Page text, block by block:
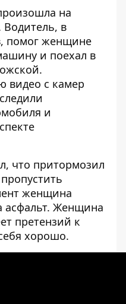
на
в
помог женщине
и поехал в
видео с камер
и
что притормозил
женщина
асфальт. Женщина
претензий к
хорошо.